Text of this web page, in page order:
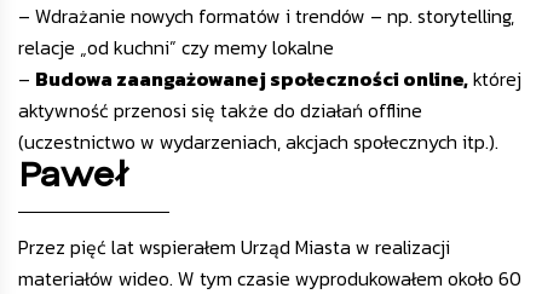
– Wdrażanie nowych formatów i trendów – np. storytelling,
relacje „od kuchni” czy memy lokalne
– Budowa zaangażowanej społeczności online,której
aktywność przenosi się także do działań offline
(uczestnictwo w wydarzeniach, akcjach społecznych itp.).
Paweł
Przez pięć lat wspierałem Urząd Miasta w realizacji
materiałów wideo. W tym czasie wyprodukowałem około 60